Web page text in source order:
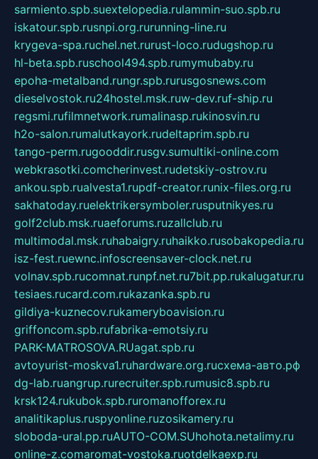
sarmiento.spb.suextelopedia.rulammin-suo.spb.ru
iskatour.spb.rusnpi.org.rurunning-line.ru
krygeva-spa.ruchel.net.rurust-loco.rudugshop.ru
hl-beta.spb.ruschool494.spb.rumymubaby.ru
epoha-metalband.rungr.spb.rurusgosnews.com
dieselvostok.ru24hostel.msk.ruw-dev.ruf-ship.ru
regsmi.rufilmnetwork.rumalinasp.rukinosvin.ru
h2o-salon.rumalutkayork.rudeltaprim.spb.ru
tango-perm.rugooddir.rusgv.sumultiki-online.com
webkrasotki.comcherinvest.rudetskiy-ostrov.ru
ankou.spb.rualvesta1.rupdf-creator.runix-files.org.ru
sakhatoday.ruelektrikersymboler.rusputnikyes.ru
golf2club.msk.ruaeforums.ruzallclub.ru
multimodal.msk.ruhabaigry.ruhaikko.rusobakopedia.ru
isz-fest.ruewnc.infoscreensaver-clock.net.ru
volnav.spb.rucomnat.runpf.net.ru7bit.pp.rukalugatur.ru
tesiaes.rucard.com.rukazanka.spb.ru
gildiya-kuznecov.rukameryboavision.ru
griffoncom.spb.rufabrika-emotsiy.ru
PARK-MATROSOVA.RUagat.spb.ru
avtoyurist-moskva1.ruhardware.org.ruсхема-авто.рф
dg-lab.ruangrup.rurecruiter.spb.rumusic8.spb.ru
krsk124.rukubok.spb.ruromanofforex.ru
analitikaplus.ruspyonline.ruzosikamery.ru
sloboda-ural.pp.ruAUTO-COM.SUhohota.netalimy.ru
online-z.comaromat-vostoka.ruotdelkaexp.ru